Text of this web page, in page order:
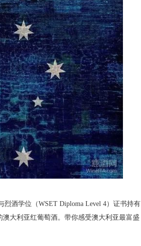
酒学位（WSET Diploma Level 4）证书持有
大利亚红葡萄酒。带你感受澳大利亚最富盛